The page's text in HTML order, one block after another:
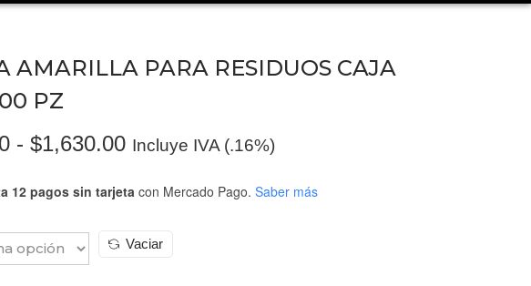
AMARILLA PARA RESIDUOS CAJA
PZ
- $1,630.00 Incluye IVA (.16%)
12 pagos sin tarjetacon Mercado Pago. Saber más
Vaciar